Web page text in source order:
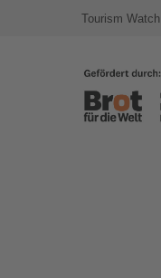
Tourism Watch